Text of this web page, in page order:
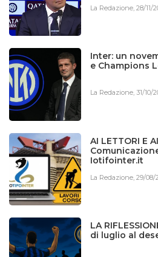
La Redazione,28/11/
Inter: un
e Champions
La Redazione,31/10/
AI LETTORI E
Iotifointer.it
La Redazione,29/08/
LA
di luglio al